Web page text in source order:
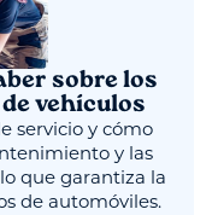
sobre los
vehículos
servicio y cómo
y las
que garantiza la
de automóviles.